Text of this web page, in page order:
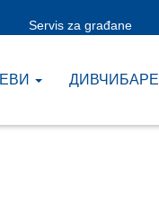
Servis za građane
ДИВЧИБАРЕ